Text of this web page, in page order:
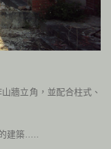
牆立角，並配合柱式、
建築…..